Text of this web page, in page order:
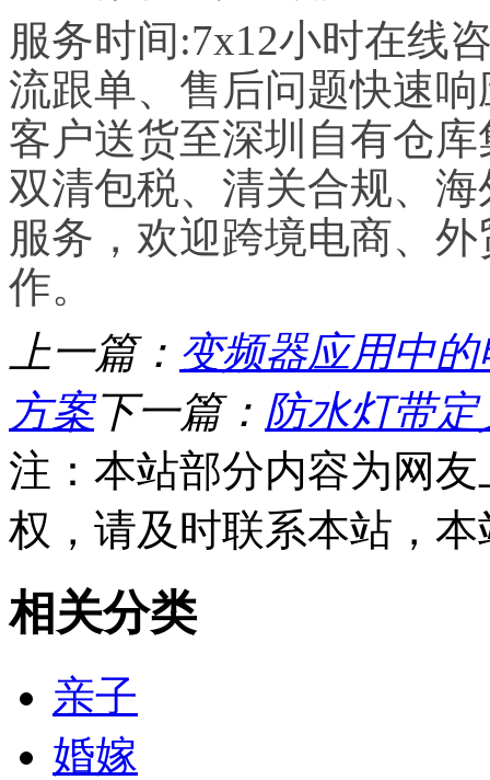
服务时间:7x12小时在线
流跟单、售后问题快速
客户送货至深圳自有仓
双清包税、清关合规、
服务，欢迎跨境电商、
作。
上一篇： 变频器应用中
方案下一篇： 防水灯带
注：本站部分内容为网
权，请及时联系本站，
相关分类
亲子
婚嫁